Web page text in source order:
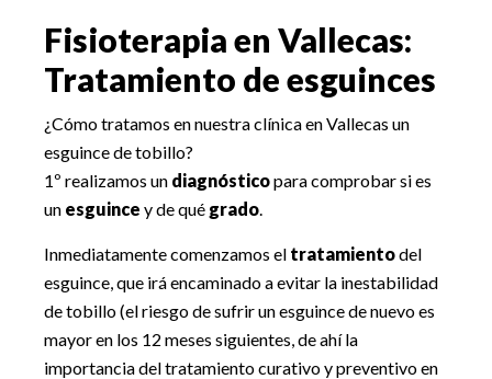
Fisioterapia en Vallecas:
Tratamiento de esguinces
¿Cómo tratamos en nuestra clínica en Vallecas un
esguince de tobillo?
1º realizamos un diagnósticopara comprobar si es
un esguince y de qué grado.
Inmediatamente comenzamos el tratamientodel
esguince, que irá encaminado a evitar la inestabilidad
de tobillo (el riesgo de sufrir un esguince de nuevo es
mayor en los 12 meses siguientes, de ahí la
importancia del tratamiento curativo y preventivo en